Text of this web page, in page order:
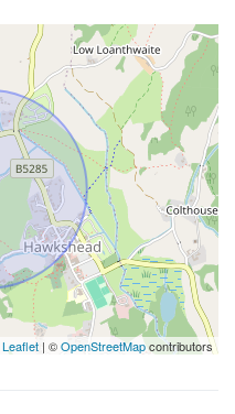
Leaflet | ©OpenStreetMapcontributors